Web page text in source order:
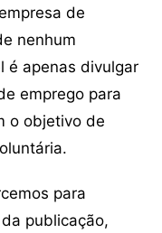
de
nenhum
é apenas divulgar
emprego para
o objetivo de
para
publicação,